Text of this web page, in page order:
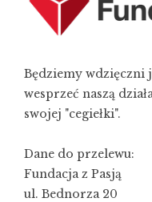
Będziemy wdzięczni
wesprzeć naszą
swojej "cegiełki".
Dane do przelewu:
Fundacja z Pasją
ul. Bednorza 20